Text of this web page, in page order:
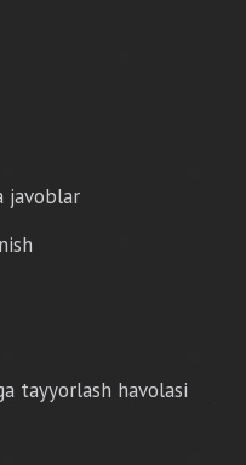
javoblar
tayyorlash havolasi